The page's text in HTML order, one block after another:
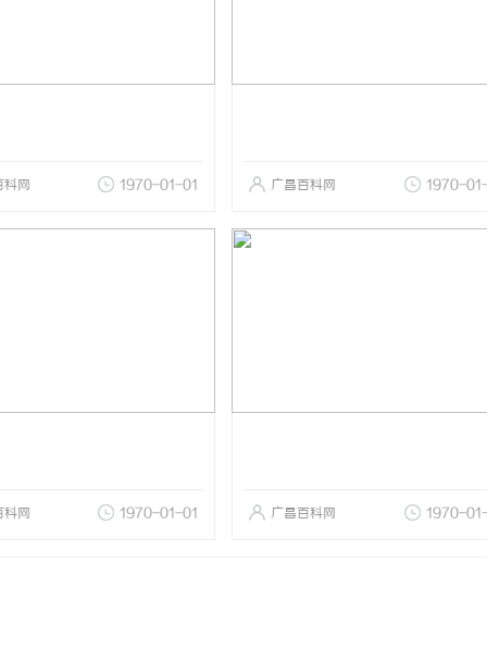
科网 1970-01-01 广昌百科网 1970-
科网 1970-01-01 广昌百科网 1970-